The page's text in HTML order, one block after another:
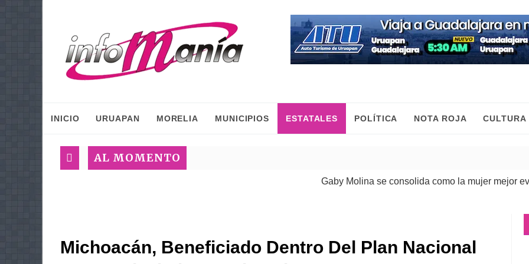
INICIO URUAPAN MORELIA MUNICIPIOS ESTATALES POLÍTICA NOTA ROJA CULTURA
AL MOMENTO
Gaby Molina se consolida como la mujer mejor evaluada
Michoacán, Beneficiado Dentro Del Plan Nacional